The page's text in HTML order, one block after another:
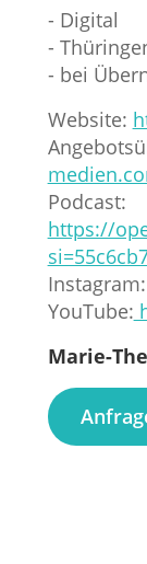
- Digital
-
- bei
Website:
Podcast:
https://
Instagram:
YouTube:
Marie-